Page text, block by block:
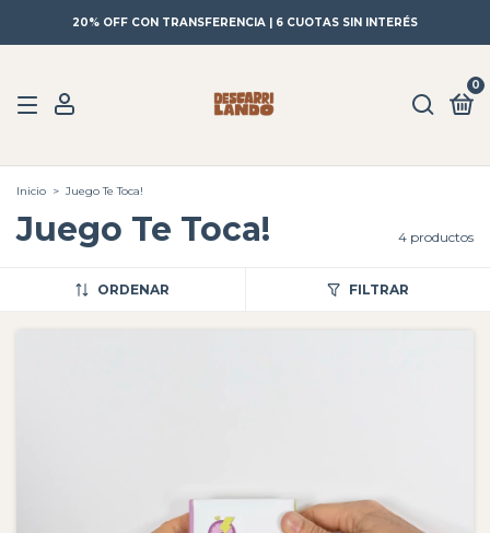
20% OFF CON TRANSFERENCIA | 6 CUOTAS SIN INTERÉS
0
Inicio > Juego Te Toca!
Juego Te Toca! 4 productos
ORDENAR FILTRAR